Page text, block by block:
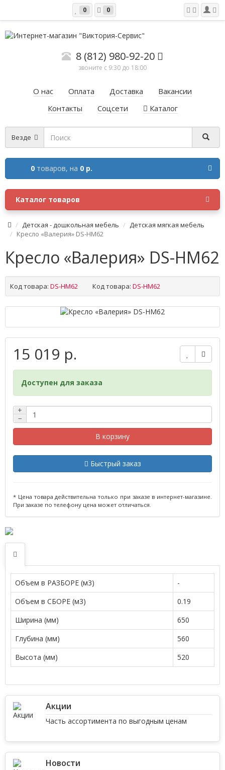
0 0
8 (812) 980-92-20
звоните с 9:30 до 18:00
О нас Оплата Доставка
Вакансии
Контакты
Соцсети Каталог
Везде
0 товаров, на 0 р.
Каталог товаров
Детская - дошкольная мебель
Детская мягкая мебель
Кресло «Валерия» DS-НМ62
Кресло «Валерия» DS-НМ62
Код товара: DS-НМ62 Код товара: DS-НМ62
15 019 р.
Доступен для заказа
+
−
В корзину
Быстрый заказ
* Цена товара действительна только при заказе в интернет-магазине.
При заказе по телефону цена может отличаться.
Объем в РАЗБОРЕ (м3)
-
Объем в СБОРЕ (м3)
0.19
Ширина (мм)
650
Глубина (мм)
560
Высота (мм)
520
Акции
Часть ассортимента по выгодным ценам
Новости